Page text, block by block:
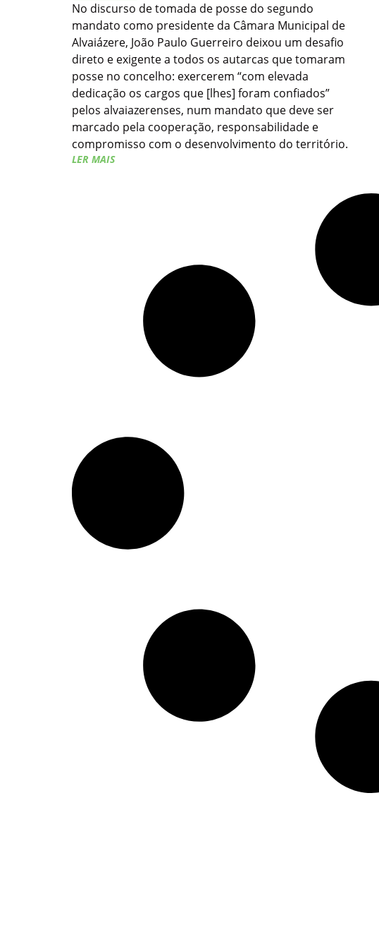
No discurso de tomada de posse do segundo
mandato como presidente da Câmara Municipal de
Alvaiázere, João Paulo Guerreiro deixou um desafio
direto e exigente a todos os autarcas que tomaram
posse no concelho: exercerem “com elevada
dedicação os cargos que [lhes] foram confiados”
pelos alvaiazerenses, num mandato que deve ser
marcado pela cooperação, responsabilidade e
compromisso com o desenvolvimento do território.
LER MAIS